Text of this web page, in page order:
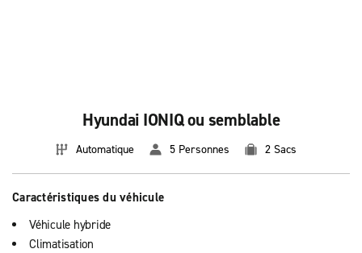
Hyundai IONIQ ou semblable
Automatique 5 Personnes 2 Sacs
Caractéristiques du véhicule
Véhicule hybride
Climatisation